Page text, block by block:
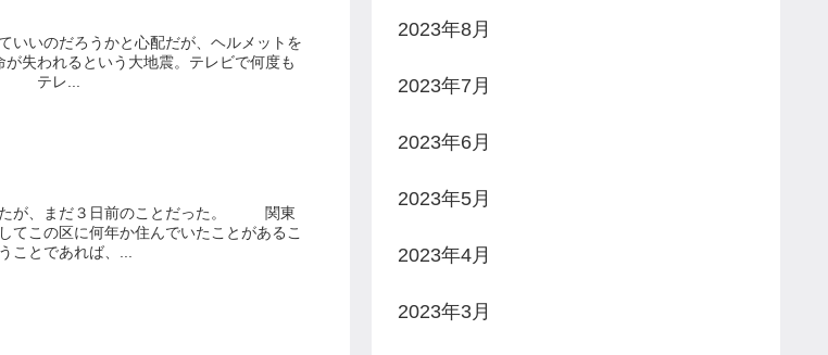
いいのだろうかと心配だが、ヘルメットを
われるという大地震。テレビで何度も
。 テレ...
たが、まだ３日前のことだった。 関東
てこの区に何年か住んでいたことがあるこ
ことであれば、...
2023年8月
2023年7月
2023年6月
2023年5月
2023年4月
2023年3月